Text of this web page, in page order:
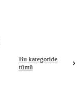
Bu kategoride
tümü